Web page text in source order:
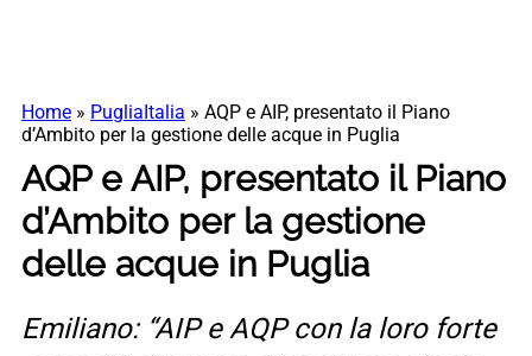
Home » PugliaItalia » AQP e AIP, presentato il Piano
d’Ambito per la gestione delle acque in Puglia
AQP e AIP, presentato il Piano
d’Ambito per la gestione
delle acque in Puglia
Emiliano: “AIP e AQP con la loro forte